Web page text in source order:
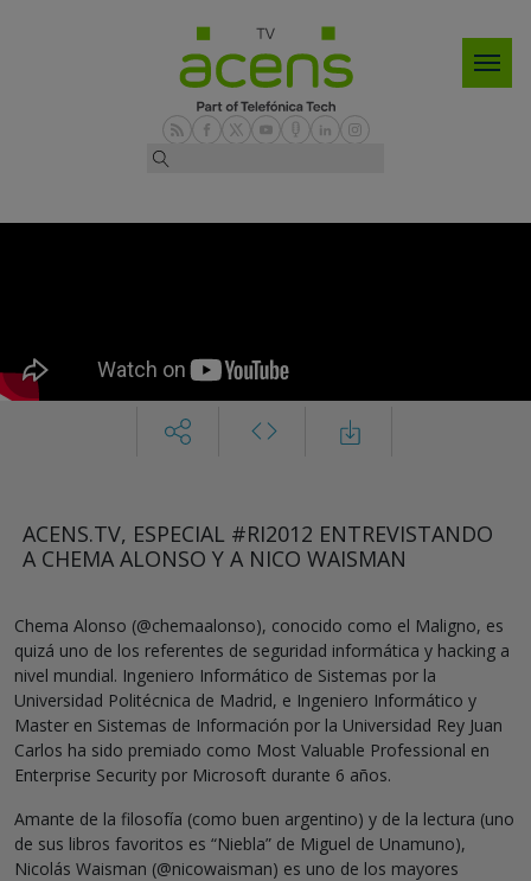
ACENS.TV, ESPECIAL #RI2012 ENTREVISTANDO
A CHEMA ALONSO Y A NICO WAISMAN
Chema Alonso (@chemaalonso), conocido como el Maligno, es
quizá uno de los referentes de seguridad informática y hacking a
nivel mundial. Ingeniero Informático de Sistemas por la
Universidad Politécnica de Madrid, e Ingeniero Informático y
Master en Sistemas de Información por la Universidad Rey Juan
Carlos ha sido premiado como Most Valuable Professional en
Enterprise Security por Microsoft durante 6 años.
Amante de la filosofía (como buen argentino) y de la lectura (uno
de sus libros favoritos es “Niebla” de Miguel de Unamuno),
Nicolás Waisman (@nicowaisman) es uno de los mayores